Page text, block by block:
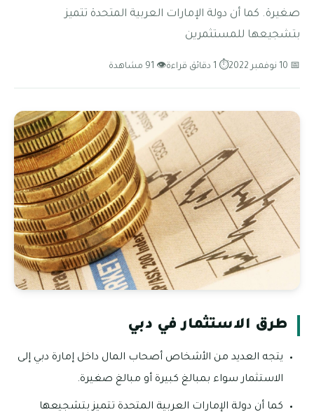
صغيرة. كما أن دولة الإمارات العربية المتحدة تتميز
بتشجيعها للمستثمرين
📅 10 نوفمبر 2022 ⏱ 1 دقائق قراءة 👁 91 مشاهدة
طرق الاستثمار في دبي
يتجه العديد من الأشخاص أصحاب المال داخل إمارة دبي إلى
الاستثمار سواء بمبالغ كبيرة أو مبالغ صغيرة.
كما أن دولة الإمارات العربية المتحدة تتميز بتشجيعها